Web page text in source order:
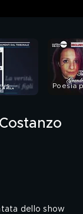
Poesia
dello show